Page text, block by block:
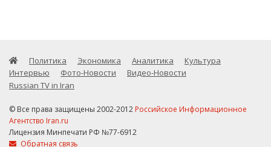
Политика Экономика Аналитика
Культура
Интервью
Фото-Новости
Видео-Новости
Russian TV in Iran
© Все права защищены 2002-2012 Российское Информационное
Агентство Iran.ru
Лицензия Минпечати РФ №77-6912
Обратная связь